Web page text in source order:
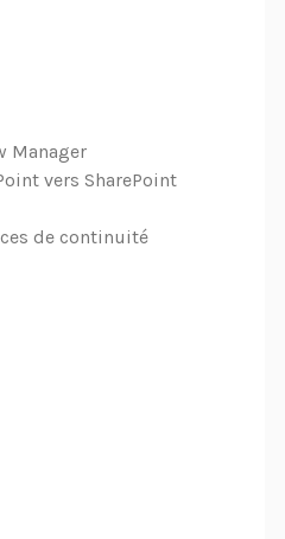
Manager
vers SharePoint
de continuité